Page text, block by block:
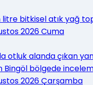
litre bitkisel atık yağ
2026 Cuma
otluk alanda çıkan
Bingöl bölgede
2026 Çarşamba